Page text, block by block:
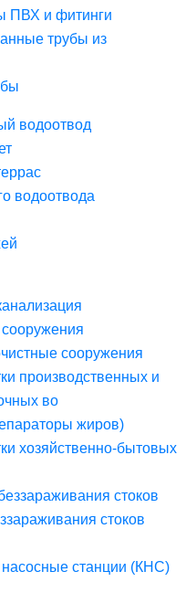
ПВХ и фитинги
трубы из
водоотвод
водоотвода
сооружения
производственных и
во
жиров)
хозяйственно-бытовых
стоков
стоков
станции (КНС)